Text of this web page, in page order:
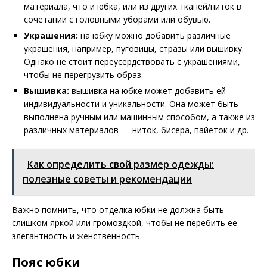
материала, что и юбка, или из других тканей/ниток в
сочетании с головными уборами или обувью.
Украшения: на юбку можно добавить различные
украшения, например, пуговицы, стразы или вышивку.
Однако не стоит переусердствовать с украшениями,
чтобы не перегрузить образ.
Вышивка: вышивка на юбке может добавить ей
индивидуальности и уникальности. Она может быть
выполнена ручным или машинным способом, а также из
различных материалов — ниток, бисера, пайеток и др.
Как определить свой размер одежды:
полезные советы и рекомендации
Важно помнить, что отделка юбки не должна быть
слишком яркой или громоздкой, чтобы не перебить ее
элегантность и женственность.
Пояс юбки